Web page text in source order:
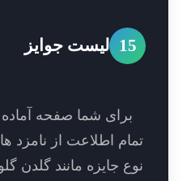
لیست جوایز
برای شما صفحه آماده کرد ایم
اطلاعت از نامزد ها و نقش
جایزه مانند گلدن گلوپ و